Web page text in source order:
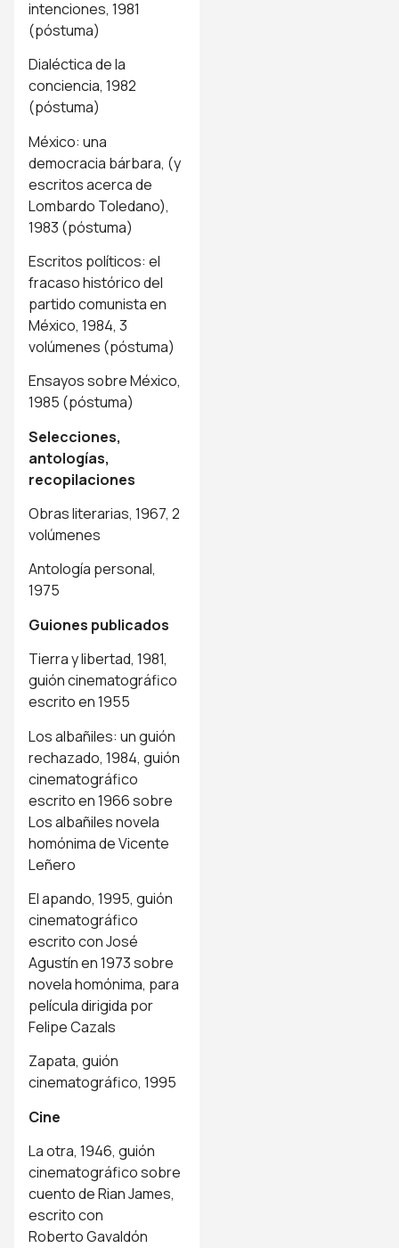
intenciones, 1981
(póstuma)
Dialéctica de la
conciencia, 1982
(póstuma)
México: una
democracia bárbara, (y
escritos acerca de
Lombardo Toledano),
1983 (póstuma)
Escritos políticos: el
fracaso histórico del
partido comunista en
México, 1984, 3
volúmenes (póstuma)
Ensayos sobre México,
1985 (póstuma)
Selecciones,
antologías,
recopilaciones
Obras literarias, 1967, 2
volúmenes
Antología personal,
1975
Guiones publicados
Tierra y libertad, 1981,
guión cinematográfico
escrito en 1955
Los albañiles: un guión
rechazado, 1984, guión
cinematográfico
escrito en 1966 sobre
Los albañiles novela
homónima de Vicente
Leñero
El apando, 1995, guión
cinematográfico
escrito con José
Agustín en 1973 sobre
novela homónima, para
película dirigida por
Felipe Cazals
Zapata, guión
cinematográfico, 1995
Cine
La otra, 1946, guión
cinematográfico sobre
cuento de Rian James,
escrito con
Roberto Gavaldón